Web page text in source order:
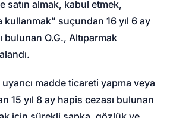
satın almak, kabul etmek,
suçundan 16 yıl 6 ay
bulunan O.G., Altıparmak
madde ticareti yapma veya
15 yıl 8 ay hapis cezası bulunan